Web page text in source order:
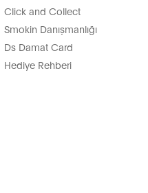
Click and Collect
Smokin Danışmanlığı
Ds Damat Card
Hediye Rehberi